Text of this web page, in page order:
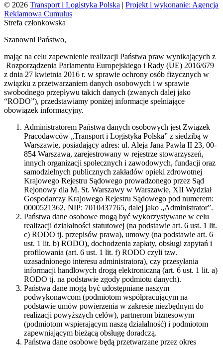
© 2026 Transport i Logistyka Polska | Projekt i wykonanie: Agencja
Reklamowa Cumulus
Strefa członkowska
Szanowni Państwo,
mając na celu zapewnienie realizacji Państwa praw wynikających z
Rozporządzenia Parlamentu Europejskiego i Rady (UE) 2016/679
z dnia 27 kwietnia 2016 r. w sprawie ochrony osób fizycznych w
związku z przetwarzaniem danych osobowych i w sprawie
swobodnego przepływu takich danych (zwanych dalej jako
“RODO”), przedstawiamy poniżej informacje spełniające
obowiązek informacyjny.
Administratorem Państwa danych osobowych jest Związek
Pracodawców „Transport i Logistyka Polska” z siedzibą w
Warszawie, posiadający adres: ul. Aleja Jana Pawła II 23, 00-
854 Warszawa, zarejestrowany w rejestrze stowarzyszeń,
innych organizacji społecznych i zawodowych, fundacji oraz
samodzielnych publicznych zakładów opieki zdrowotnej
Krajowego Rejestru Sądowego prowadzonego przez Sąd
Rejonowy dla M. St. Warszawy w Warszawie, XII Wydział
Gospodarczy Krajowego Rejestru Sądowego pod numerem:
0000521362, NIP: 7010437765, dalej jako „Administrator”.
Państwa dane osobowe mogą być wykorzystywane w celu
realizacji działalności statutowej (na podstawie art. 6 ust. 1 lit.
c) RODO tj. przepisów prawa), umowy (na podstawie art. 6
ust. 1 lit. b) RODO), dochodzenia zapłaty, obsługi zapytań i
profilowania (art. 6 ust. 1 lit. f) RODO czyli tzw.
uzasadnionego interesu administratora), czy przesyłania
informacji handlowych drogą elektroniczną (art. 6 ust. 1 lit. a)
RODO tj. na podstawie zgody podmiotu danych).
Państwa dane mogą być udostępniane naszym
podwykonawcom (podmiotom współpracującym na
podstawie umów powierzenia w zakresie niezbędnym do
realizacji powyższych celów), partnerom biznesowym
(podmiotom wspierającym naszą działalność) i podmiotom
zapewniającym bieżącą obsługę doradczą.
Państwa dane osobowe będą przetwarzane przez okres